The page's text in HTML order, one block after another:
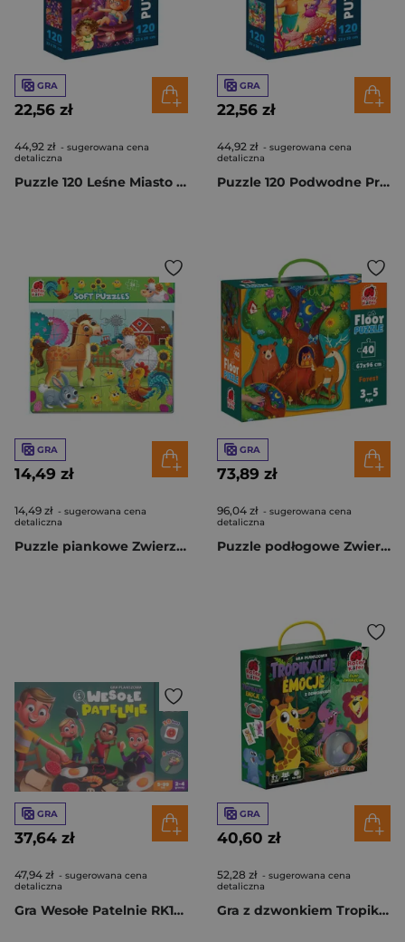
GRA
22,56 zł
44,92 zł - sugerowana cena
detaliczna
Puzzle 120 Leśne Miasto DT100-22
GRA
22,56 zł
44,92 zł - sugerowana cena
detaliczna
Puzzle 120 Podwodne Przyjęcie DT100-21
GRA
14,49 zł
14,49 zł - sugerowana cena
detaliczna
Puzzle piankowe Zwierzęta domowe RK6040-01
GRA
73,89 zł
96,04 zł - sugerowana cena
detaliczna
Puzzle podłogowe Zwierzęta leśne RK7010-04
GRA
37,64 zł
47,94 zł - sugerowana cena
detaliczna
Gra Wesołe Patelnie RK1020-05
GRA
40,60 zł
52,28 zł - sugerowana cena
detaliczna
Gra z dzwonkiem Tropikalne kłopoty RK1180-06